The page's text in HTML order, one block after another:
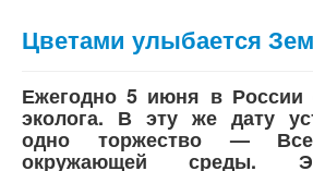
Цветами улыбается
Ежегодно5 июня в России
эколога. В эту же дату
одно торжество —
окружающей среды.